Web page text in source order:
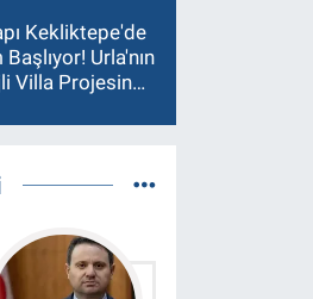
Kekliktepe'de
Başlıyor! Urla'nın
Villa Projesinde